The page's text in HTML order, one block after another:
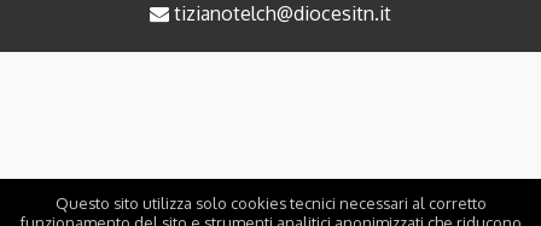
tizianotelch@diocesitn.it
Questo sito utilizza solo cookies tecnici necessari al corretto
funzionamento del sito e strumenti analitici anonimizzati che riducono